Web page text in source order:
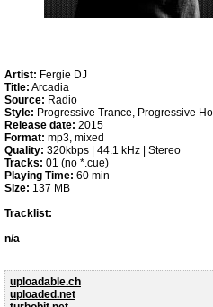
Artist: Fergie DJ
Title: Arcadia
Source: Radio
Style: Progressive Trance, Progressive
Release date: 2015
Format: mp3, mixed
Quality: 320kbps | 44.1 kHz | Stereo
Tracks: 01 (no *.cue)
Playing Time: 60 min
Size: 137 MB
Tracklist:
n/a
uploadable.ch
uploaded.net